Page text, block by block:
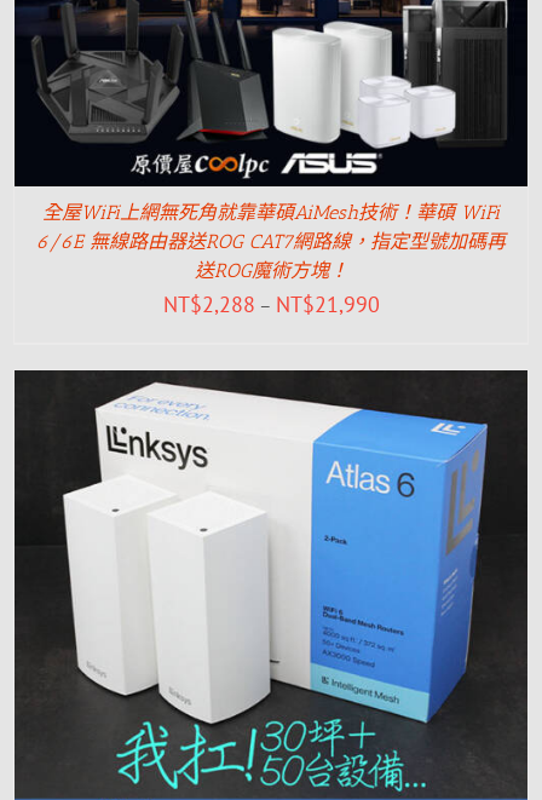
全屋WiFi上網無死角就靠華碩AiMesh技術！華碩 WiFi
6/6E 無線路由器送ROG CAT7網路線，指定型號加碼再
送ROG魔術方塊！
NT$2,288 – NT$21,990